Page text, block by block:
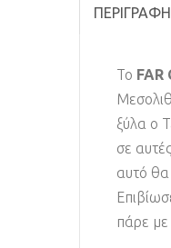
ΠΕΡΙΓΡΑΦΉ
Το FAR
ξύλα ο
σε
αυτό θα
πάρε